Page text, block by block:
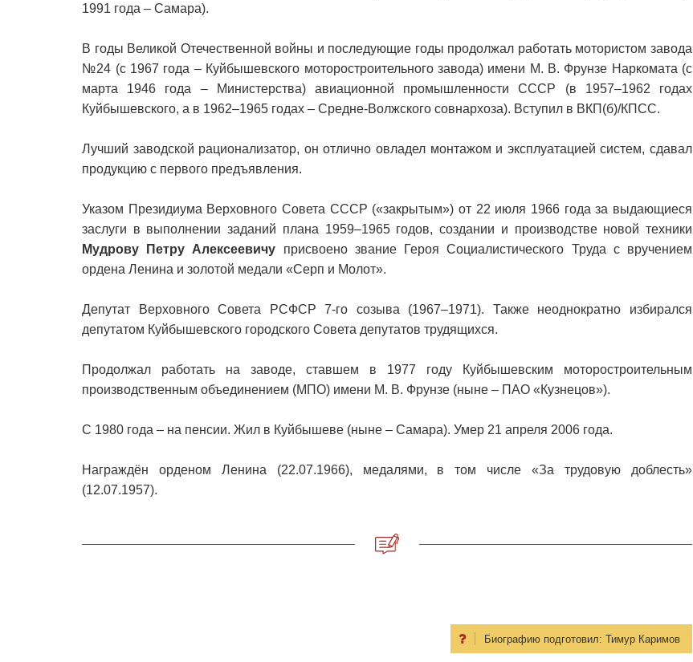
1991 года – Самара).
В годы Великой Отечественной войны и последующие годы продолжал работать мотористом завода
№24 (с 1967 года – Куйбышевского моторостроительного завода) имени М. В. Фрунзе Наркомата (с
марта 1946 года – Министерства) авиационной промышленности СССР (в 1957–1962 годах
Куйбышевского, а в 1962–1965 годах – Средне-Волжского совнархоза). Вступил в ВКП(б)/КПСС.
Лучший заводской рационализатор, он отлично овладел монтажом и эксплуатацией систем, сдавал
продукцию с первого предъявления.
Указом Президиума Верховного Совета СССР («закрытым») от 22 июля 1966 года за выдающиеся
заслуги в выполнении заданий плана 1959–1965 годов, создании и производстве новой техники
Мудрову Петру Алексеевичу присвоено звание Героя Социалистического Труда с вручением
ордена Ленина и золотой медали «Серп и Молот».
Депутат Верховного Совета РСФСР 7-го созыва (1967–1971). Также неоднократно избирался
депутатом Куйбышевского городского Совета депутатов трудящихся.
Продолжал работать на заводе, ставшем в 1977 году Куйбышевским моторостроительным
производственным объединением (МПО) имени М. В. Фрунзе (ныне – ПАО «Кузнецов»).
С 1980 года – на пенсии. Жил в Куйбышеве (ныне – Самара). Умер 21 апреля 2006 года.
Награждён орденом Ленина (22.07.1966), медалями, в том числе «За трудовую доблесть»
(12.07.1957).
Биографию подготовил: Тимур Каримов